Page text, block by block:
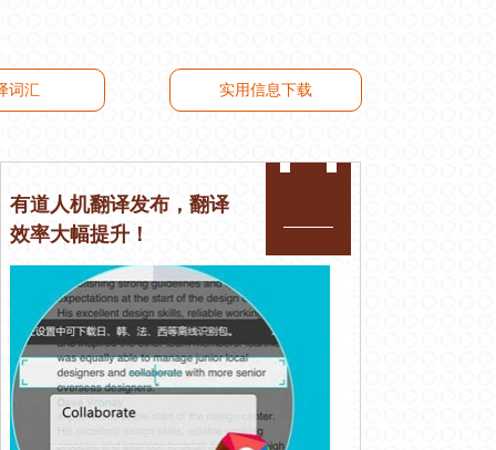
词汇 实用信息下载
有道人机翻译发布，翻译
效率大幅提升​！